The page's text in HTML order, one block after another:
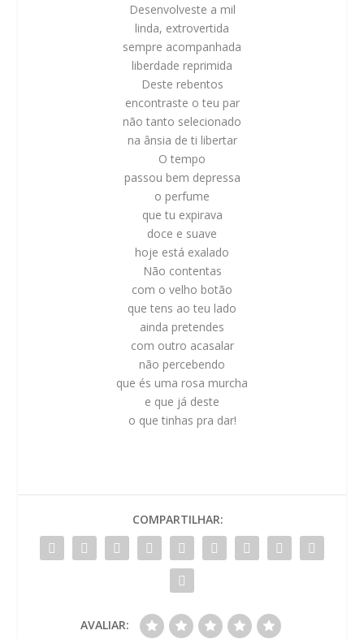
Desenvolveste a mil
linda, extrovertida
sempre acompanhada
liberdade reprimida
Deste rebentos
encontraste o teu par
não tanto selecionado
na ânsia de ti libertar
O tempo
passou bem depressa
o perfume
que tu expirava
doce e suave
hoje está exalado
Não contentas
com o velho botão
que tens ao teu lado
ainda pretendes
com outro acasalar
não percebendo
que és uma rosa murcha
e que já deste
o que tinhas pra dar!
COMPARTILHAR:
AVALIAR: